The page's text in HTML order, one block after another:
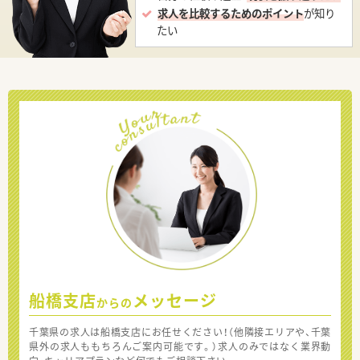
求人を比較するためのポイントが知り
たい
船橋支店からの メッセージ
千葉県の求人は船橋支店にお任せください！（他隣接エリアや、千葉
県外の求人ももちろんご案内可能です。）求人のみではなく業界動